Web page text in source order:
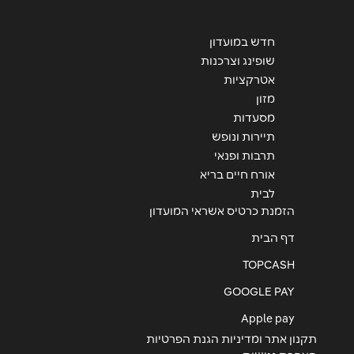
חדש במועדון
שופינג וצרכנות
אטרקציות
מזון
מסעדות
תיירות ונופש
תרבות ופנאי
אורח חיים בריא
לבית
הזמנת כרטיס אשראי המועדון
דף הבית
TOPCASH
GOOGLE PAY
Apple pay
תקנון אתר ומדיניות הגנת הפרטיות